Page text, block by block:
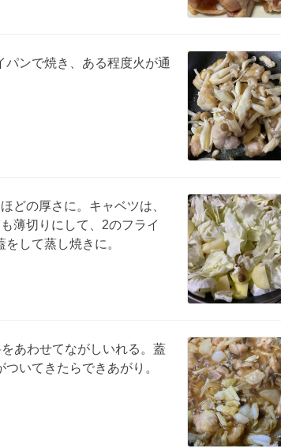
ンで焼き、ある程度火が通
どの厚さに。キャベツは、
薄切りにして、2のフライ
して蒸し焼きに。
あわせてながしいれる。蓋
いてきたらできあがり。